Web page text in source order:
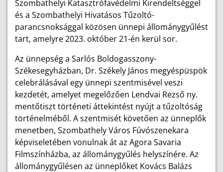
Szombathelyi Katasztrófavédelmi Kirendeltséggel
és a Szombathelyi Hivatásos Tűzoltó-
parancsnoksággal közösen ünnepi állománygyűlést
tart, amelyre 2023. október 21-én kerül sor.
Az ünnepség a Sarlós Boldogasszony-
Székesegyházban, Dr. Székely János megyéspüspök
celebrálásával egy ünnepi szentmisével veszi
kezdetét, amelyet megelőzően Lendvai Rezső ny.
mentőtiszt történeti áttekintést nyújt a tűzoltóság
történelméből. A szentmisét követően az ünneplők
menetben, Szombathely Város Fúvószenekara
képviseletében vonulnak át az Agora Savaria
Filmszínházba, az állománygyűlés helyszínére. Az
állománygyűlésen az ünneplőket Kovács Balázs